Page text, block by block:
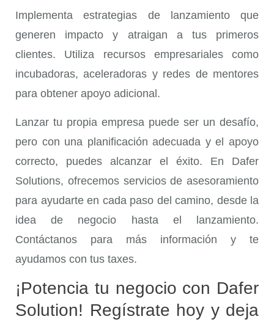
Implementa estrategias de lanzamiento que
generen impacto y atraigan a tus primeros
clientes. Utiliza recursos empresariales como
incubadoras, aceleradoras y redes de mentores
para obtener apoyo adicional.
Lanzar tu propia empresa puede ser un desafío,
pero con una planificación adecuada y el apoyo
correcto, puedes alcanzar el éxito. En Dafer
Solutions, ofrecemos servicios de asesoramiento
para ayudarte en cada paso del camino, desde la
idea de negocio hasta el lanzamiento.
Contáctanos para más información y te
ayudamos con tus taxes.
¡Potencia tu negocio con Dafer
Solution! Regístrate hoy y deja